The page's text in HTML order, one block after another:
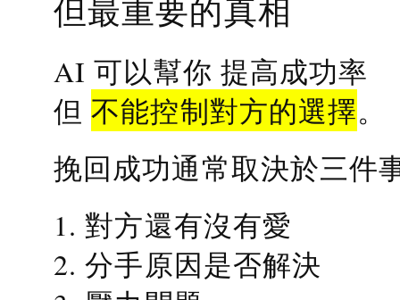
但最重要的真相
AI 可以幫你 提高成功率
但不能控制對方的選擇。
挽回成功通常取決於三件
1. 對方還有沒有愛
2. 分手原因是否解決